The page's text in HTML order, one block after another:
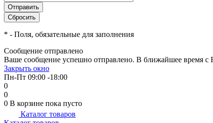
* - Поля, обязательные для заполнения
Сообщение отправлено
Ваше сообщение успешно отправлено. В ближайшее время с
Закрыть окно
Пн-Пт 09:00 -18:00
0
0
0 В корзине пока пусто
Каталог товаров